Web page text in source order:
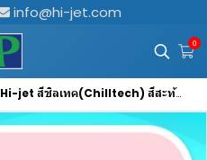
info@hi-jet.com
0
Hi-jet สีชิลเทค(Chilltech) สีสะท้อนความร้อน ลดอุณหภูมิเฉลี่ย 10°C เหมาะสำหรับทุกพื้นผิว ขนาด 5 กก. และ 20 กก.